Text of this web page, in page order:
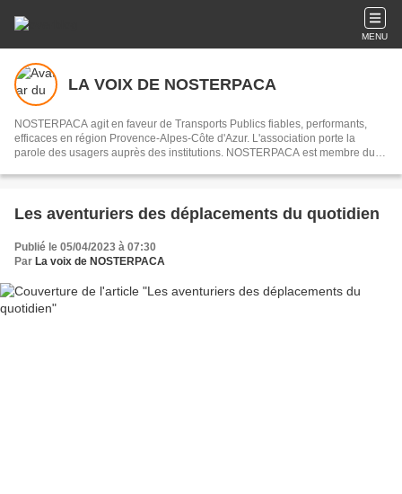
MENU
LA VOIX DE NOSTERPACA
NOSTERPACA agit en faveur de Transports Publics fiables, performants,
efficaces en région Provence-Alpes-Côte d'Azur. L'association porte la
parole des usagers auprès des institutions. NOSTERPACA est membre du
Les aventuriers des déplacements du quotidien
Publié le 05/04/2023 à 07:30
Par La voix de NOSTERPACA